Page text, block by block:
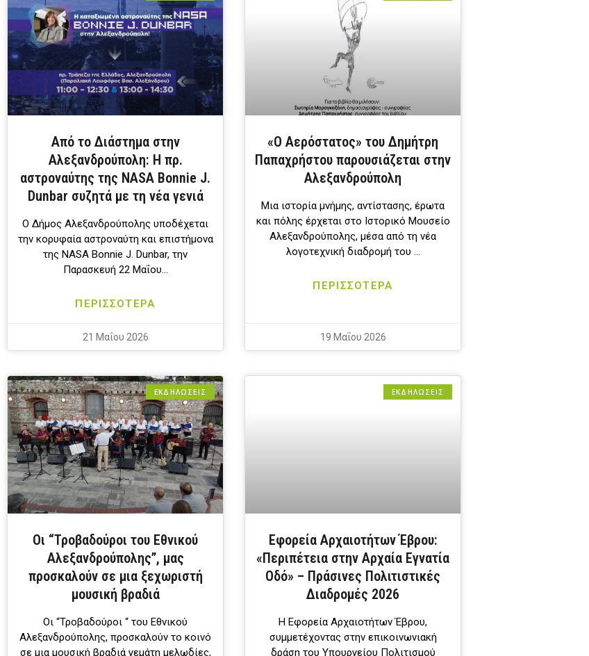
Από το Διάστημα στην
Αλεξανδρούπολη: Η πρ.
αστροναύτης της NASA Bonnie J.
Dunbar συζητά με τη νέα γενιά
Ο Δήμος Αλεξανδρούπολης υποδέχεται
την κορυφαία αστροναύτη και επιστήμονα
της NASA Bonnie J. Dunbar, την
Παρασκευή 22 Μαΐου…
ΠΕΡΙΣΣΟΤΕΡΑ
21 Μαΐου 2026
«Ο Αερόστατος» του Δημήτρη
Παπαχρήστου παρουσιάζεται στην
Αλεξανδρούπολη
Μια ιστορία μνήμης, αντίστασης, έρωτα
και πόλης έρχεται στο Ιστορικό Μουσείο
Αλεξανδρούπολης, μέσα από τη νέα
λογοτεχνική διαδρομή του …
ΠΕΡΙΣΣΟΤΕΡΑ
19 Μαΐου 2026
ΕΚΔΗΛΩΣΕΙΣ
Οι “Τροβαδούροι του Εθνικού
Αλεξανδρούπολης”, μας
προσκαλούν σε μια ξεχωριστή
μουσική βραδιά
Οι “Τροβαδούροι “ του Εθνικού
Αλεξανδρούπολης, προσκαλούν το κοινό
σε μια μουσική βραδιά γεμάτη μελωδίες,
ΕΚΔΗΛΩΣΕΙΣ
Εφορεία Αρχαιοτήτων Έβρου:
«Περιπέτεια στην Αρχαία Εγνατία
Οδό» – Πράσινες Πολιτιστικές
Διαδρομές 2026
Η Εφορεία Αρχαιοτήτων Έβρου,
συμμετέχοντας στην επικοινωνιακή
δράση του Υπουργείου Πολιτισμού